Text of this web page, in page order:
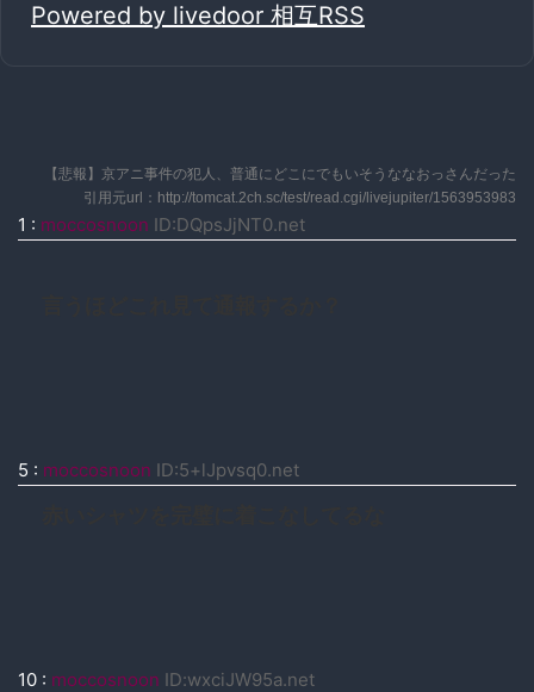
Powered by livedoor 相互RSS
【悲報】京アニ事件の犯人、普通にどこにでもいそうななおっさんだった
引用元url：http://tomcat.2ch.sc/test/read.cgi/livejupiter/1563953983
1 : moccosnoon ID:DQpsJjNT0.net
5 : moccosnoon ID:5+lJpvsq0.net
10 : moccosnoon ID:wxciJW95a.net